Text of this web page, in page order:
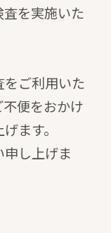
を実施いた
ご利用いた
便をおかけ
ます。
し上げま